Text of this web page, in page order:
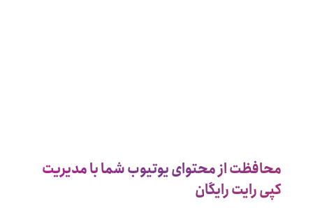
محافظت از محتوای یوتیوب شما با مدیریت
کپی رایت رایگان